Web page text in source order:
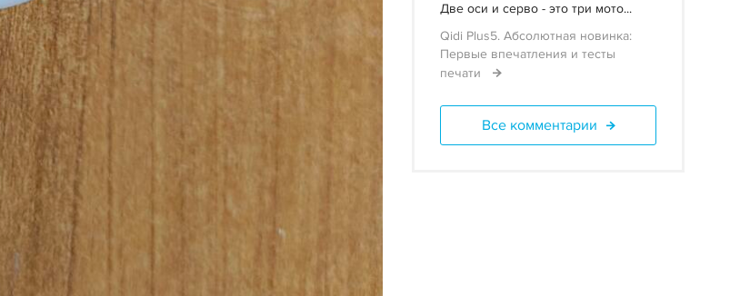
Две оси и серво - это три мото...
Qidi Plus5. Абсолютная новинка:
Первые впечатления и тесты
печати
Все комментарии